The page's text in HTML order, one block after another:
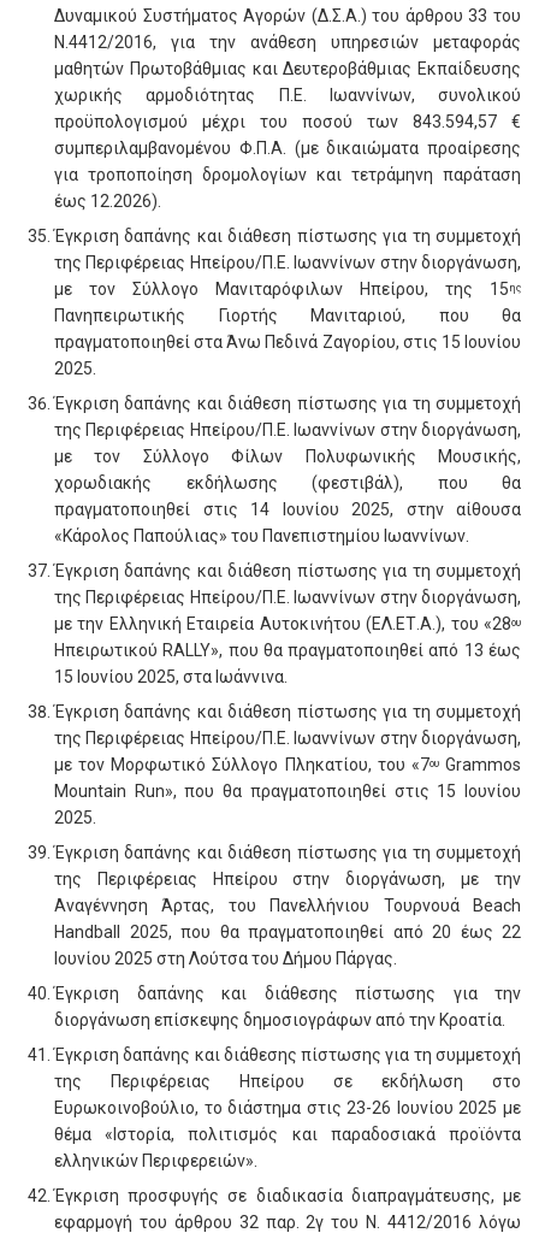
Δυναμικού Συστήματος Αγορών (Δ.Σ.Α.) του άρθρου 33 του
Ν.4412/2016, για την ανάθεση υπηρεσιών μεταφοράς
μαθητών Πρωτοβάθμιας και Δευτεροβάθμιας Εκπαίδευσης
χωρικής αρμοδιότητας Π.Ε. Ιωαννίνων, συνολικού
προϋπολογισμού μέχρι του ποσού των 843.594,57 €
συμπεριλαμβανομένου Φ.Π.Α. (με δικαιώματα προαίρεσης
για τροποποίηση δρομολογίων και τετράμηνη παράταση
έως 12.2026).
Έγκριση δαπάνης και διάθεση πίστωσης για τη συμμετοχή
της Περιφέρειας Ηπείρου/Π.Ε. Ιωαννίνων στην διοργάνωση,
με τον Σύλλογο Μανιταρόφιλων Ηπείρου, της 15 ης
Πανηπειρωτικής Γιορτής Μανιταριού, που θα
πραγματοποιηθεί στα Άνω Πεδινά Ζαγορίου, στις 15 Ιουνίου
2025.
Έγκριση δαπάνης και διάθεση πίστωσης για τη συμμετοχή
της Περιφέρειας Ηπείρου/Π.Ε. Ιωαννίνων στην διοργάνωση,
με τον Σύλλογο Φίλων Πολυφωνικής Μουσικής,
χορωδιακής εκδήλωσης (φεστιβάλ), που θα
πραγματοποιηθεί στις 14 Ιουνίου 2025, στην αίθουσα
«Κάρολος Παπούλιας» του Πανεπιστημίου Ιωαννίνων.
Έγκριση δαπάνης και διάθεση πίστωσης για τη συμμετοχή
της Περιφέρειας Ηπείρου/Π.Ε. Ιωαννίνων στην διοργάνωση,
με την Ελληνική Εταιρεία Αυτοκινήτου (ΕΛ.ΕΤ.Α.), του «28ου
Ηπειρωτικού RALLY», που θα πραγματοποιηθεί από 13 έως
15 Ιουνίου 2025, στα Ιωάννινα.
Έγκριση δαπάνης και διάθεση πίστωσης για τη συμμετοχή
της Περιφέρειας Ηπείρου/Π.Ε. Ιωαννίνων στην διοργάνωση,
με τον Μορφωτικό Σύλλογο Πληκατίου, του «7ουGrammos
Mountain Run», που θα πραγματοποιηθεί στις 15 Ιουνίου
2025.
Έγκριση δαπάνης και διάθεση πίστωσης για τη συμμετοχή
της Περιφέρειας Ηπείρου στην διοργάνωση, με την
Αναγέννηση Άρτας, του Πανελλήνιου Τουρνουά Beach
Handball 2025, που θα πραγματοποιηθεί από 20 έως 22
Ιουνίου 2025 στη Λούτσα του Δήμου Πάργας.
Έγκριση δαπάνης και διάθεσης πίστωσης για την
διοργάνωση επίσκεψης δημοσιογράφων από την Κροατία.
Έγκριση δαπάνης και διάθεσης πίστωσης για τη συμμετοχή
της Περιφέρειας Ηπείρου σε εκδήλωση στο
Ευρωκοινοβούλιο, το διάστημα στις 23-26 Ιουνίου 2025 με
θέμα «Ιστορία, πολιτισμός και παραδοσιακά προϊόντα
ελληνικών Περιφερειών».
Έγκριση προσφυγής σε διαδικασία διαπραγμάτευσης, με
εφαρμογή του άρθρου 32 παρ. 2γ του Ν. 4412/2016 λόγω